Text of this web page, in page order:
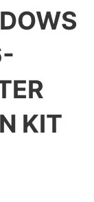
KIT